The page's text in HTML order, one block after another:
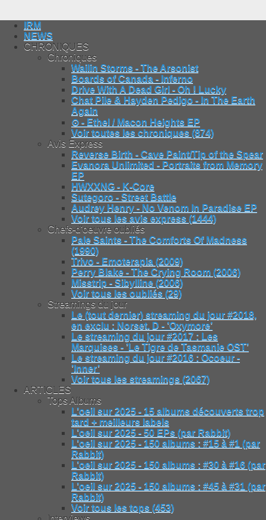
IRM
NEWS
CHRONIQUES
Chroniques
Wailin Storms - The Arsonist
Boards of Canada - Inferno
Drive With A Dead Girl - Oh ! Lucky
Chat Pile & Hayden Pedigo - In The Earth
Again
⊙ - Ethel / Macon Heights EP
Voir toutes les chroniques (874)
Avis Express
Reverse Birth - Cave Paint/Tip of the Spear
Evanora Unlimited - Portraits from Memory
EP
HWXXNG - K-Core
Sutegoro - Street Battle
Audrey Henry - No Venom In Paradise EP
Voir tous les avis express (1444)
Chefs-d'oeuvre oubliés
Pale Saints - The Comforts Of Madness
(1990)
Trivo - Emoterapia (2009)
Perry Blake - The Crying Room (2006)
Misstrip - Sibylline (2006)
Voir tous les oubliés (29)
Streamings du jour
Le (tout dernier) streaming du jour #2018,
en exclu : Norset. D - ’Oxymore’
Le streaming du jour #2017 : Les
Marquises - ’Le Tigre de Tasmanie OST’
Le streaming du jour #2016 : Ocoeur -
’Inner’
Voir tous les streamings (2067)
ARTICLES
Tops Albums
L’oeil sur 2025 - 15 albums découverts trop
tard + meilleurs labels
L’oeil sur 2025 - 50 EPs (par Rabbit)
L’oeil sur 2025 - 150 albums : #15 à #1 (par
Rabbit)
L’oeil sur 2025 - 150 albums : #30 à #16 (par
Rabbit)
L’oeil sur 2025 - 150 albums : #45 à #31 (par
Rabbit)
Voir tous les tops (453)